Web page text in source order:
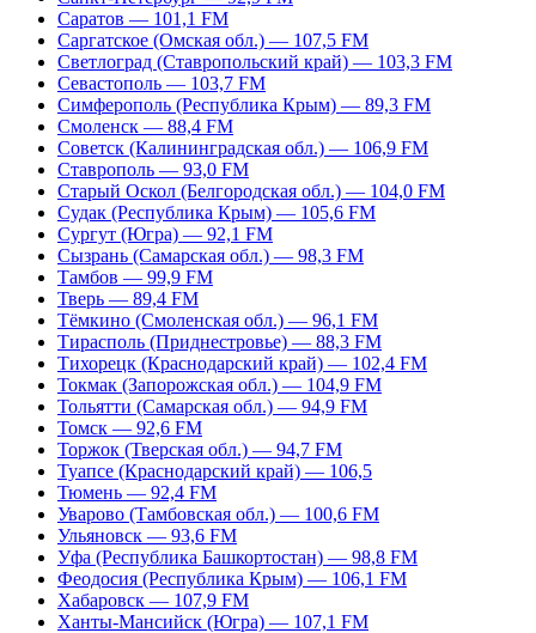
Саратов — 101,1 FM
Саргатское (Омская обл.) — 107,5 FM
Светлоград (Ставропольский край) — 103,3 FM
Севастополь — 103,7 FM
Симферополь (Республика Крым) — 89,3 FM
Смоленск — 88,4 FM
Советск (Калининградская обл.) — 106,9 FM
Ставрополь — 93,0 FM
Старый Оскол (Белгородская обл.) — 104,0 FM
Судак (Республика Крым) — 105,6 FM
Сургут (Югра) — 92,1 FM
Сызрань (Самарская обл.) — 98,3 FM
Тамбов — 99,9 FM
Тверь — 89,4 FM
Тёмкино (Смоленская обл.) — 96,1 FM
Тирасполь (Приднестровье) — 88,3 FM
Тихорецк (Краснодарский край) — 102,4 FM
Токмак (Запорожская обл.) — 104,9 FM
Тольятти (Самарская обл.) — 94,9 FM
Томск — 92,6 FM
Торжок (Тверская обл.) — 94,7 FM
Туапсе (Краснодарский край) — 106,5
Тюмень — 92,4 FM
Уварово (Тамбовская обл.) — 100,6 FM
Ульяновск — 93,6 FM
Уфа (Республика Башкортостан) — 98,8 FM
Феодосия (Республика Крым) — 106,1 FM
Хабаровск — 107,9 FM
Ханты-Мансийск (Югра) — 107,1 FM